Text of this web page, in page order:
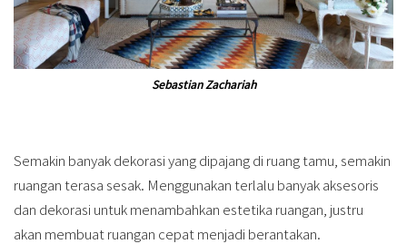
Sebastian Zachariah
Semakin banyak dekorasi yang dipajang di ruang tamu, semakin
ruangan terasa sesak. Menggunakan terlalu banyak aksesoris
dan dekorasi untuk menambahkan estetika ruangan, justru
akan membuat ruangan cepat menjadi berantakan.